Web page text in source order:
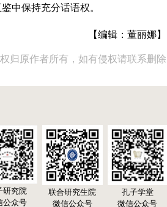
中保持充分话语权。
【编辑：董丽娜】
归原作者所有，如有侵权请联系删除
研究院
公众号
联合研究生院
微信公众号
孔子学堂
微信公众号